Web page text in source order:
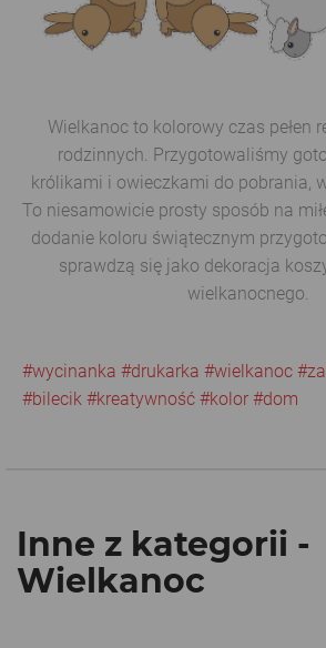
Wielkanoc to kolorowy czas pełen
rodzinnych. Przygotowaliśmy
królikami i owieczkami do pobrania,
To niesamowicie prosty sposób na
dodanie koloru świątecznym
sprawdzą się jako dekoracja
wielkanocnego.
#wycinanka #drukarka #wielkanoc
#bilecik #kreatywność #kolor #dom
Inne z kategorii -
Wielkanoc